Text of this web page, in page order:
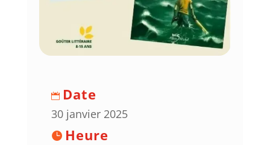
Date
30 janvier 2025
Heure